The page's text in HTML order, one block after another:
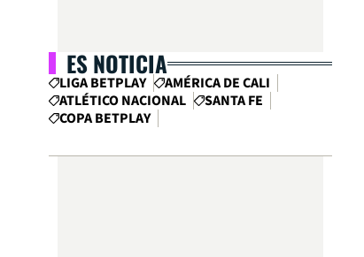
ES NOTICIA
LIGA BETPLAY
AMÉRICA DE CALI
ATLÉTICO NACIONAL
SANTA FE
COPA BETPLAY